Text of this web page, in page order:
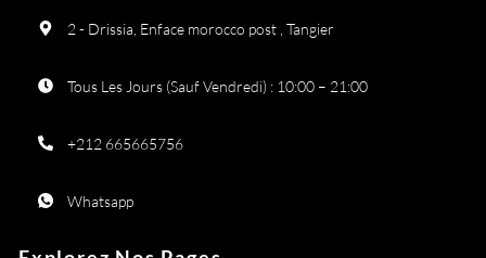
2 - Drissia, Enface morocco post , Tangier
Tous Les Jours (Sauf Vendredi) : 10:00 – 21:00
+212 665665756
Whatsapp